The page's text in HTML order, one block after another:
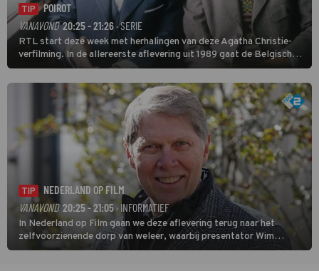
TIP
POIROT
VANAVOND 20:25 - 21:26 · SERIE
RTL start deze week met herhalingen van deze Agatha Christie-
verfilming. In de allereerste aflevering uit 1989 gaat de Belgische
speurder op zoek naar een vermiste kok. Poirot raakt al snel
verwikkeld in een moordzaak. (HH)
TIP
NEDERLAND OP FILM
VANAVOND 20:25 - 21:05· INFORMATIEF
In Nederland op Film gaan we deze aflevering terug naar het
zelfvoorzienende dorp van weleer, waarbij presentator Wim
Daniëls de kijkers meeneemt op reis door de tijd aan de hand van